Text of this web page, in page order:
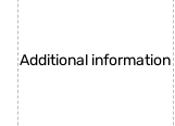
Additional information